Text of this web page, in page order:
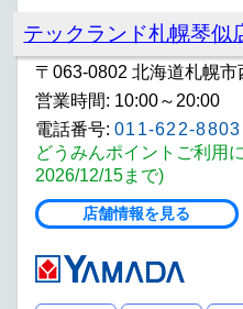
テックランド札幌琴似
〒063-0802 北海道札幌
営業時間: 10:00～20:00
電話番号: 011-622-8803
どうみんポイントご利用
2026/12/15まで)
店舗情報を見る